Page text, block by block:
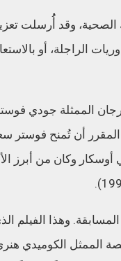
الصحية، وقد أُُرسلت
الراجلة، أو
المقرر أن تُمنح
وكان من أبرز
وهذا الفيلم
الممثل الكوميدي